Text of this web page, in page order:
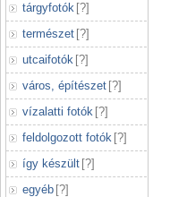
tárgyfotók [?]
természet [?]
utcaifotók [?]
város, építészet [?]
vízalatti fotók [?]
feldolgozott fotók [?]
így készült [?]
egyéb [?]